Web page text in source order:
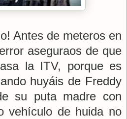
Antes de meteros en
aseguraos de que
la ITV, porque es
huyáis de Freddy
su puta madre con
vehículo de huida no